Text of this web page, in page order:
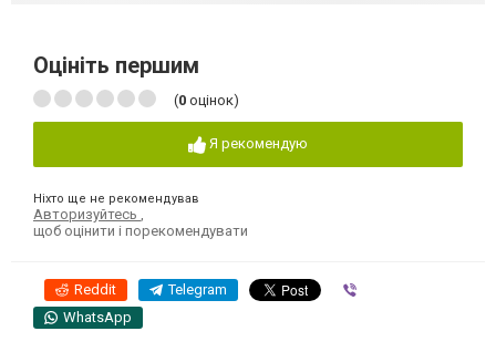
Оцініть першим
(0 оцінок)
Я рекомендую
Ніхто ще не рекомендував
Авторизуйтесь ,
щоб оцінити і порекомендувати
Reddit Telegram
WhatsApp